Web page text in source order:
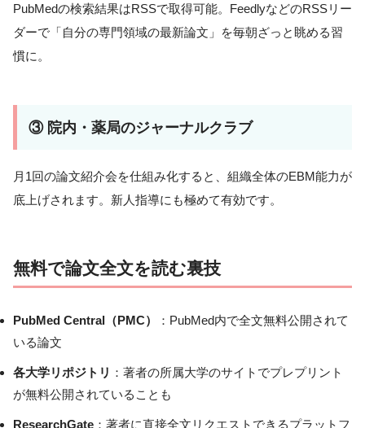
PubMedの検索結果はRSSで取得可能。FeedlyなどのRSSリー
ダーで「自分の専門領域の最新論文」を毎朝ざっと眺める習
慣に。
③ 院内・薬局のジャーナルクラブ
月1回の論文紹介会を仕組み化すると、組織全体のEBM能力が
底上げされます。新人指導にも極めて有効です。
無料で論文全文を読む裏技
PubMed Central（PMC）
：PubMed内で全文無料公開されて
いる論文
各大学リポジトリ ：著者の所属大学のサイトでプレプリント
が無料公開されていることも
ResearchGate ：著者に直接全文リクエストできるプラットフ